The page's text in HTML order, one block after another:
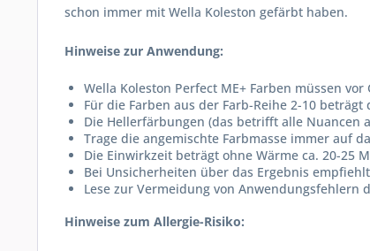
schon immer mit Wella Koleston gefärbt haben.
Hinweise zur Anwendung:
Wella Koleston Perfect ME+ Farben müssen
Für die Farben aus der Farb-Reihe 2-10
Die Hellerfärbungen (das betrifft alle Nuancen
Trage die angemischte Farbmasse immer auf
Die Einwirkzeit beträgt ohne Wärme ca. 20-25
Bei Unsicherheiten über das Ergebnis
Lese zur Vermeidung von Anwendungsfehlern
Hinweise zum Allergie-Risiko: